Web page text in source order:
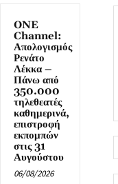
ONE
Channel:
Απολογισμός
Ρενάτο
Λέκκα –
Πάνω από
350.000
τηλεθεατές
καθημερινά,
επιστροφή
εκπομπών
στις 31
Αυγούστου
06/08/2026